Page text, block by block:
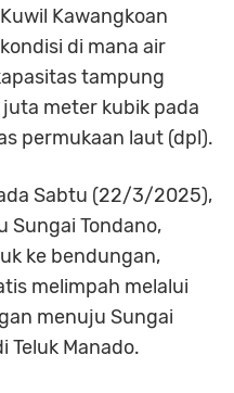
Kawangkoan
di mana air
tampung
meter kubik pada
permukaan laut (dpl).
Sabtu (22/3/2025),
Sungai Tondano,
ke bendungan,
melimpah melalui
menuju Sungai
Teluk Manado.